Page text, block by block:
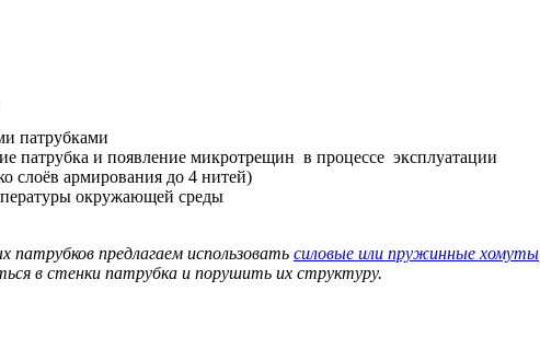
патрубками
патрубка и появление микротрещин в процессе эксплуатации
слоёв армирования до 4 нитей)
окружающей среды
предлагаем использовать силовые или пружинные хомуты
в стенки патрубка и порушить их структуру.